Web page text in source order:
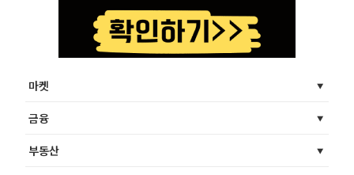
마켓
금융
부동산